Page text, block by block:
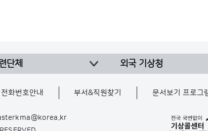
단체 외국 기상청
전화번호안내 부서&직원찾기 문서보기 프로그